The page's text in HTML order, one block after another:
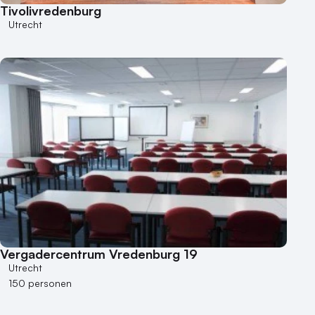
Locaties aan zee
Theater
Varende locatie
Tivolivredenburg
Utrecht
Vergadercentrum Vredenburg 19
Utrecht
150 personen